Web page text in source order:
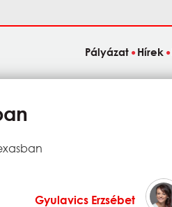
Pályázat Hírek
Gyulavics Erzsébet